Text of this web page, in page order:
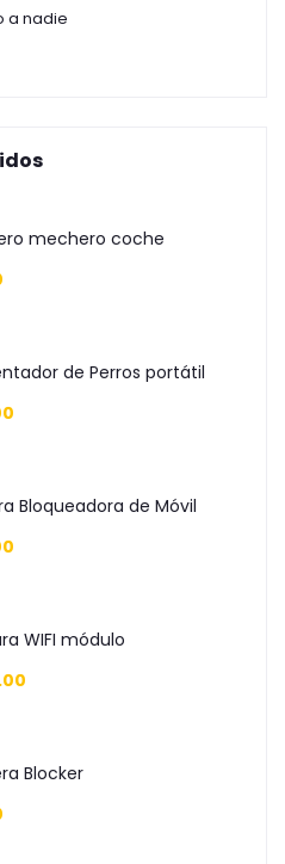
a nadie
mechero coche
de Perros portátil
Bloqueadora de Móvil
WIFI módulo
Blocker